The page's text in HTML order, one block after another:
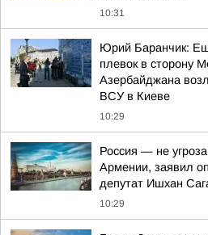
10:31
Юрий Баранчик:
плевок в сторону
Азербайджана
ВСУ в Киеве
10:29
Россия — не
Армении, заявил
депутат Ишхан
10:29